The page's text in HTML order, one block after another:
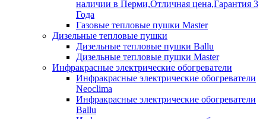
наличии в Перми,Отличная цена,Гарантия 3
Года
Газовые тепловые пушки Master
Дизельные тепловые пушки
Дизельные тепловые пушки Ballu
Дизельные тепловые пушки Master
Инфракрасные электрические обогреватели
Инфракрасные электрические обогреватели
Neoclima
Инфракрасные электрические обогреватели
Ballu